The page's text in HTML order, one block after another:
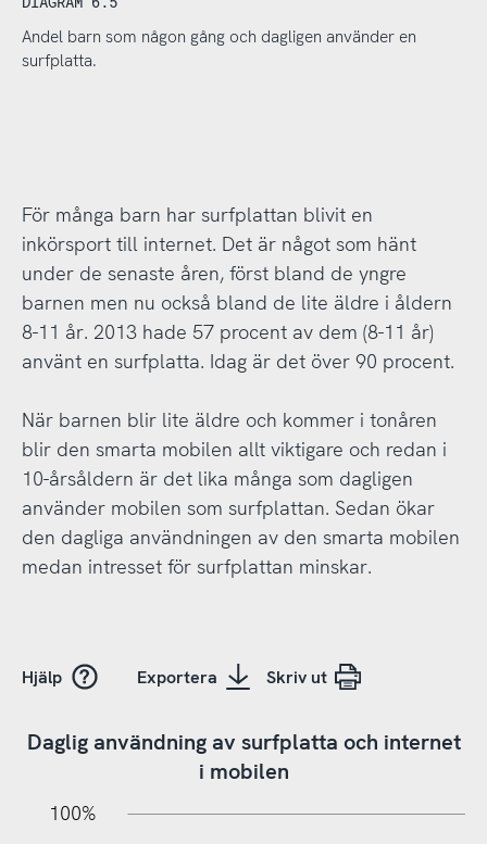
Andel barn som någon gång och dagligen använder en
surfplatta.
För många barn har surfplattan blivit en
inkörsport till internet. Det är något som hänt
under de senaste åren, först bland de yngre
barnen men nu också bland de lite äldre i åldern
8-11 år. 2013 hade 57 procent av dem (8-11 år)
använt en surfplatta. Idag är det över 90 procent.
När barnen blir lite äldre och kommer i tonåren
blir den smarta mobilen allt viktigare och redan i
10-årsåldern är det lika många som dagligen
använder mobilen som surfplattan. Sedan ökar
den dagliga användningen av den smarta mobilen
medan intresset för surfplattan minskar.
Hjälp Exportera Skriv ut
Daglig användning av surfplatta och internet
i mobilen
100%